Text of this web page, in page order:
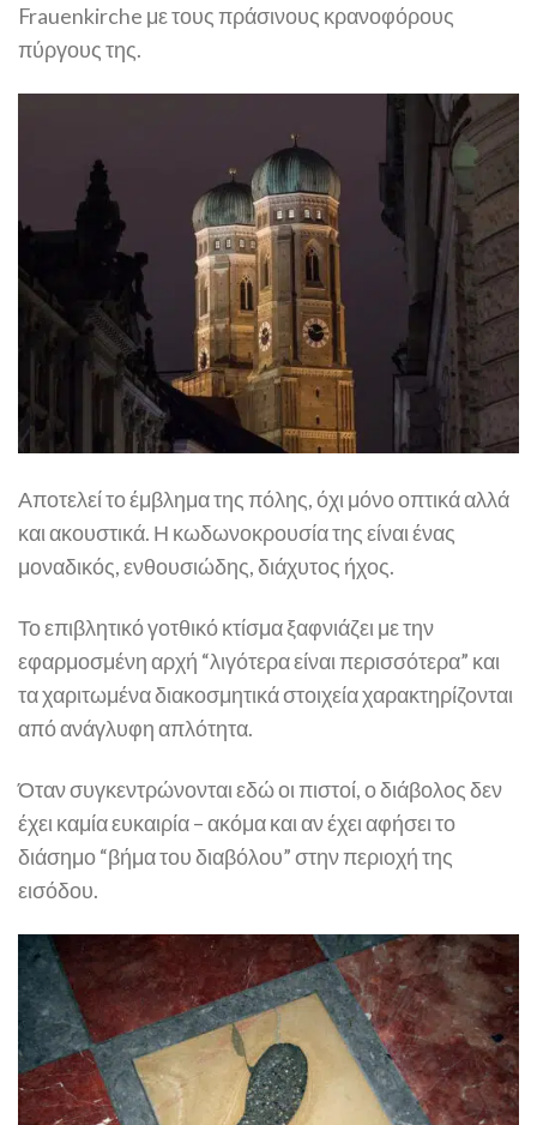
Frauenkirche με τους πράσινους κρανοφόρους
πύργους της.
Αποτελεί το έμβλημα της πόλης, όχι μόνο οπτικά αλλά
και ακουστικά. Η κωδωνοκρουσία της είναι ένας
μοναδικός, ενθουσιώδης, διάχυτος ήχος.
Το επιβλητικό γοτθικό κτίσμα ξαφνιάζει με την
εφαρμοσμένη αρχή “λιγότερα είναι περισσότερα” και
τα χαριτωμένα διακοσμητικά στοιχεία χαρακτηρίζονται
από ανάγλυφη απλότητα.
Όταν συγκεντρώνονται εδώ οι πιστοί, ο διάβολος δεν
έχει καμία ευκαιρία – ακόμα και αν έχει αφήσει το
διάσημο “βήμα του διαβόλου” στην περιοχή της
εισόδου.